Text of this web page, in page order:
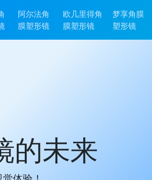
阿尔法角
膜塑形镜
欧几里得角
膜塑形镜
梦享角膜
塑形镜
的未来